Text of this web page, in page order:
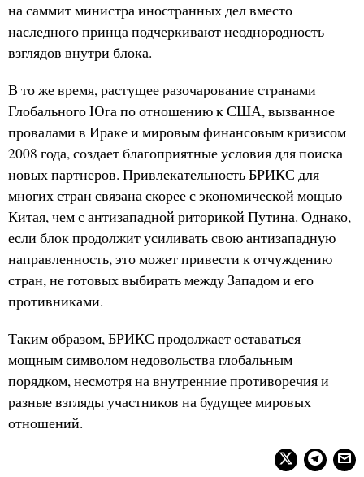
на саммит министра иностранных дел вместо
наследного принца подчеркивают неоднородность
взглядов внутри блока.
В то же время, растущее разочарование странами
Глобального Юга по отношению к США, вызванное
провалами в Ираке и мировым финансовым кризисом
2008 года, создает благоприятные условия для поиска
новых партнеров. Привлекательность БРИКС для
многих стран связана скорее с экономической мощью
Китая, чем с антизападной риторикой Путина. Однако,
если блок продолжит усиливать свою антизападную
направленность, это может привести к отчуждению
стран, не готовых выбирать между Западом и его
противниками.
Таким образом, БРИКС продолжает оставаться
мощным символом недовольства глобальным
порядком, несмотря на внутренние противоречия и
разные взгляды участников на будущее мировых
отношений.